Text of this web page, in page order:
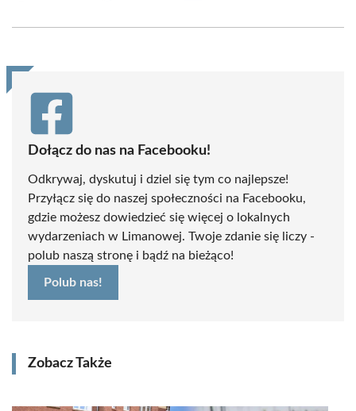
(Twitter)
Dołącz do nas na Facebooku!
Odkrywaj, dyskutuj i dziel się tym co najlepsze!
Przyłącz się do naszej społeczności na Facebooku,
gdzie możesz dowiedzieć się więcej o lokalnych
wydarzeniach w Limanowej. Twoje zdanie się liczy -
polub naszą stronę i bądź na bieżąco!
Polub nas!
Zobacz Także